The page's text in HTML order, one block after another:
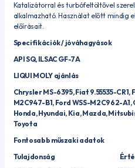
Katalizátorral és turbófeltöltővel
alkalmazható. Használat előtt mindig
előírásait.
Specifikációk / jóváhagyások
API SQ, ILSAC GF-7A
LIQUI MOLY ajánlás
Chrysler MS-6395, Fiat 9.55535-
M2C947-B1, Ford WSS-M2C962-A1,
Honda, Hyundai, Kia, Mazda,
Toyota
Fontosabb műszaki adatok
Tulajdonság